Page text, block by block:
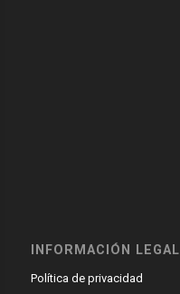
INFORMACIÓN LEGAL
Política de privacidad